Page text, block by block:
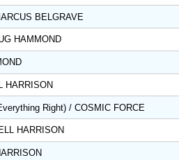
BELGRAVE
HAMMOND
HARRISON
Right) / COSMIC FORCE
HARRISON